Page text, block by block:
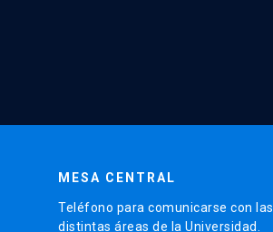
MESA CENTRAL
Teléfono para comunicarse con las
distintas áreas de la Universidad.